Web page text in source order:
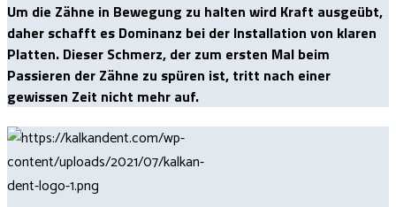
Um die Zähne in Bewegung zu halten wird Kraft ausgeübt,
daher schafft es Dominanz bei der Installation von klaren
Platten. Dieser Schmerz, der zum ersten Mal beim
Passieren der Zähne zu spüren ist, tritt nach einer
gewissen Zeit nicht mehr auf.